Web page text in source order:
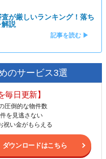
が厳しいランキング！落ち
解説
記事を読む ▶
のサービス3選
毎日更新】
圧倒的な物件数
を見逃さない
祝い金がもらえる
ダウンロードはこちら